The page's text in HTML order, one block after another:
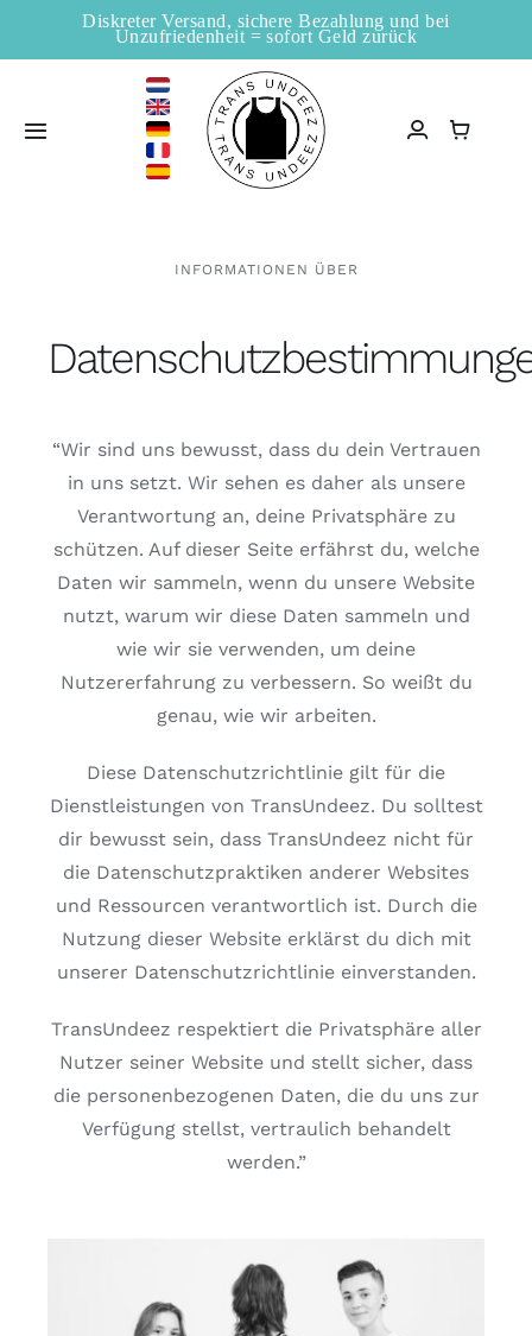
Diskreter Versand, sichere Bezahlung und bei
Unzufriedenheit = sofort Geld zurück
Toggle
Verkaufsstellen
Shop
Blogs
Review Levi
INFORMATIONEN ÜBER
“Wir sind uns bewusst, dass du dein Vertrauen
in uns setzt. Wir sehen es daher als unsere
Verantwortung an, deine Privatsphäre zu
schützen. Auf dieser Seite erfährst du, welche
Daten wir sammeln, wenn du unsere Website
nutzt, warum wir diese Daten sammeln und
wie wir sie verwenden, um deine
Nutzererfahrung zu verbessern. So weißt du
genau, wie wir arbeiten.
Diese Datenschutzrichtlinie gilt für die
Dienstleistungen von TransUndeez. Du solltest
dir bewusst sein, dass TransUndeez nicht für
die Datenschutzpraktiken anderer Websites
und Ressourcen verantwortlich ist. Durch die
Nutzung dieser Website erklärst du dich mit
unserer Datenschutzrichtlinie einverstanden.
TransUndeez respektiert die Privatsphäre aller
Nutzer seiner Website und stellt sicher, dass
die personenbezogenen Daten, die du uns zur
Verfügung stellst, vertraulich behandelt
werden.”